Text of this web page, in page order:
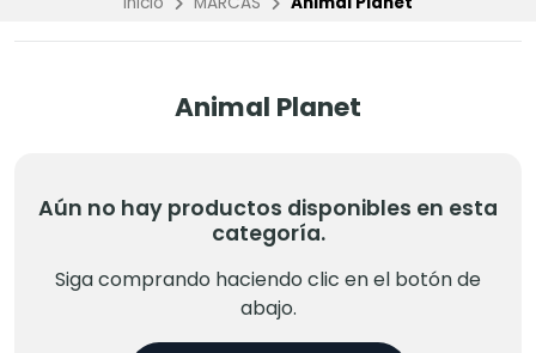
Animal Planet
Aún no hay productos disponibles en esta
categoría.
Siga comprando haciendo clic en el botón de
abajo.